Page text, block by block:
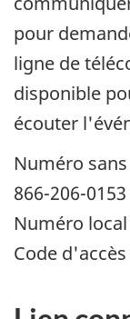
pour
ligne de
disponible
écouter
Numéro
866-206-0153
Numéro
Code